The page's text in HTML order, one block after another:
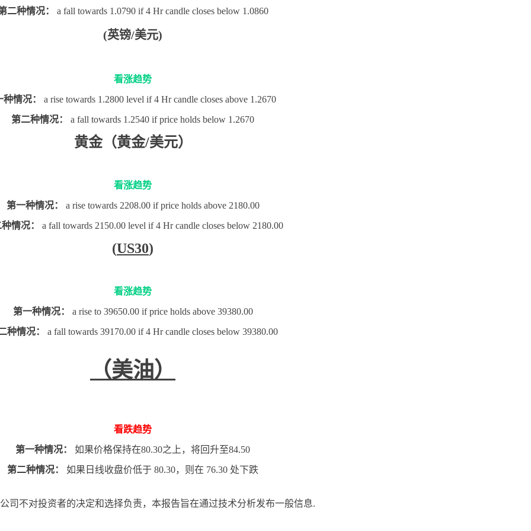
二种情况： a fall towards 1.0790 if 4 Hr candle closes below 1.0860
(英镑/美元)
看涨趋势
种情况： a rise towards 1.2800 level if 4 Hr candle closes above 1.2670
第二种情况：
a fall towards 1.2540 if price holds below 1.2670
黄金（黄金/美元）
看涨趋势
第一种情况： a rise towards 2208.00 if price holds above 2180.00
情况： a fall towards 2150.00 level if 4 Hr candle closes below 2180.00
(US30)
看涨趋势
第一种情况： a rise to 39650.00 if price holds above 39380.00
种情况： a fall towards 39170.00 if 4 Hr candle closes below 39380.00
（美油）
看跌趋势
第一种情况： 如果价格保持在80.30之上，将回升至84.50
第二种情况： 如果日线收盘价低于 80.30，则在 76.30 处下跌
司不对投资者的决定和选择负责，本报告旨在通过技术分析发布一般信息.